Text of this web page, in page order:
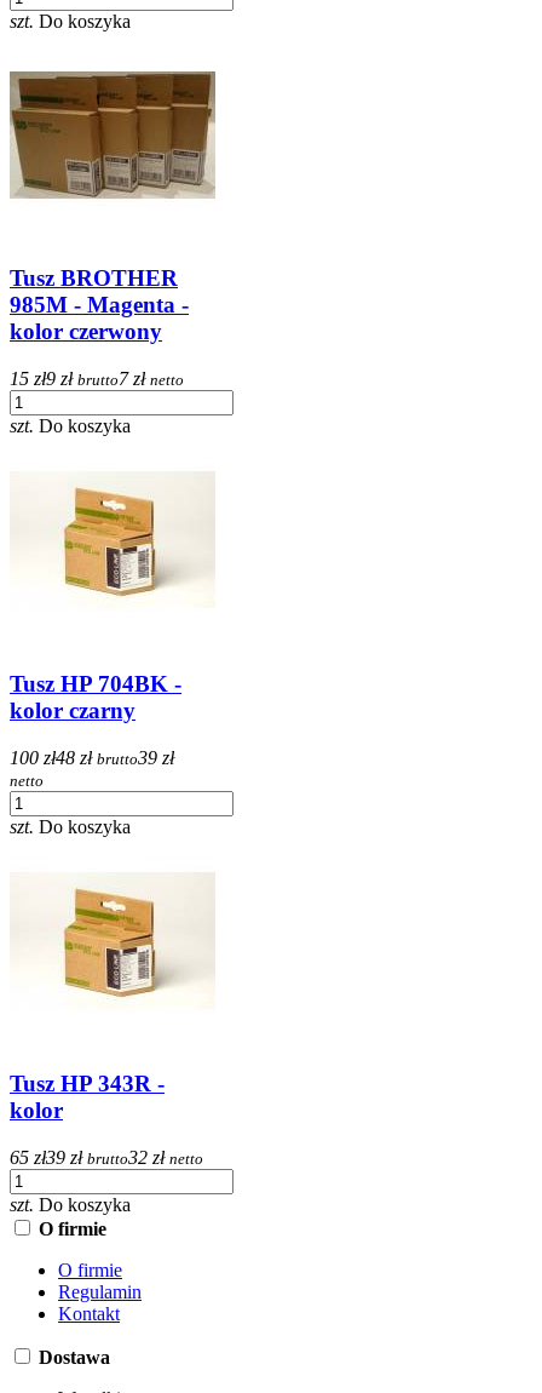
szt. Do koszyka
Tusz BROTHER
985M - Magenta -
kolor czerwony
15 zł9 zł brutto7 zł netto
szt. Do koszyka
Tusz HP 704BK -
kolor czarny
100 zł48 zł brutto39 zł
netto
szt. Do koszyka
Tusz HP 343R -
kolor
65 zł39 zł brutto32 zł netto
szt. Do koszyka
O firmie
O firmie
Regulamin
Kontakt
Dostawa